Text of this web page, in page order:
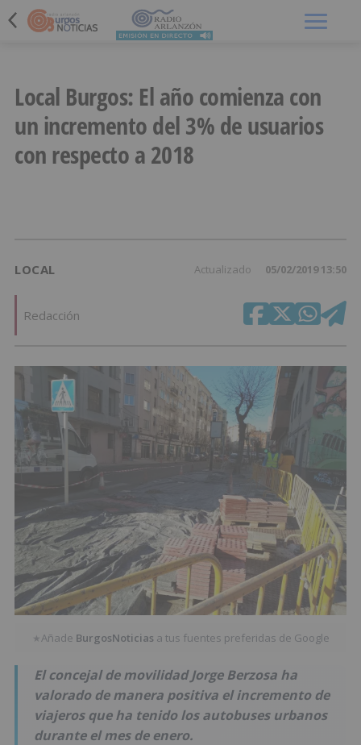
Local Burgos: El año comienza con
un incremento del 3% de usuarios
con respecto a 2018
LOCAL Actualizado 05/02/2019 13:50
Redacción
★Añade BurgosNoticias a tus fuentes preferidas de Google
El concejal de movilidad Jorge Berzosa ha
valorado de manera positiva el incremento de
viajeros que ha tenido los autobuses urbanos
durante el mes de enero.